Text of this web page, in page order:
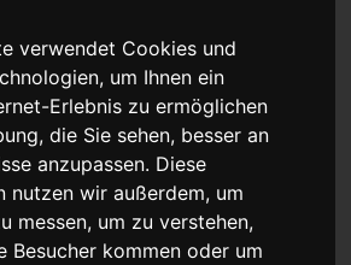
verwendet Cookies und
um Ihnen ein
Erlebnis zu ermöglichen
die Sie sehen, besser an
anzupassen. Diese
nutzen wir außerdem, um
messen, um zu verstehen,
Besucher kommen oder um
von
XVI. Gustaf in